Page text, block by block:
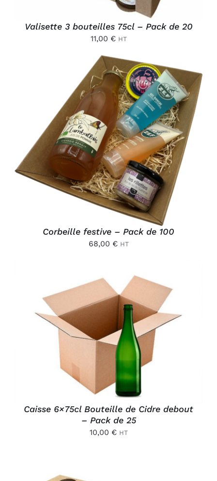
Valisette 3 bouteilles 75cl – Pack de 20
11,00 € HT
AJOUTER AU PANIER
/
DÉTAILS
Corbeille festive – Pack de 100
68,00 € HT
AJOUTER AU PANIER
Caisse 6×75cl Bouteille de Cidre debout
– Pack de 25
10,00 € HT